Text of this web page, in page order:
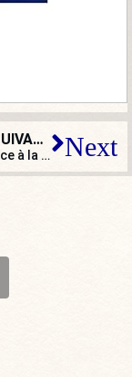
ARTICLE SUIVANT
[Humeur] Face à la Justice, la Macronie serre les rangs autour d’Alexis Kohler Next